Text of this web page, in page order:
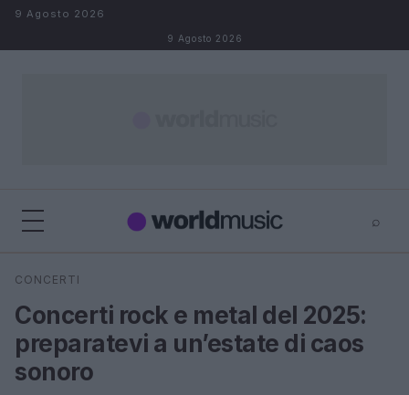
Salta al contenuto
9 Agosto 2026
9 Agosto 2026
⌕
Cerca
CONCERTI
Concerti rock e metal del 2025:
preparatevi a un’estate di caos
sonoro